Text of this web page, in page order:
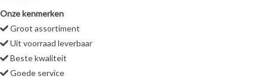
Onze kenmerken
Groot assortiment
Uit voorraad leverbaar
Beste kwaliteit
Goede service